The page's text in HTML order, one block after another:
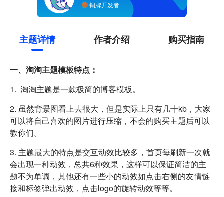
铜牌开发者
主题详情 作者介绍 购买指南
一、淘淘主题模板特点：
1. 淘淘主题是一款极简的博客模板。
2. 虽然背景图看上去很大，但是实际上只有几十kb，大家
可以将自己喜欢的图片进行压缩，不会的购买主题后可以
教你们。
3. 主题最大的特点是交互动效比较多，首页每刷新一次就
会出现一种动效，总共6种效果，这样可以保证简洁的主
题不为单调，其他还有一些小的动效如点击右侧的友情链
接和标签弹出动效，点击logo的旋转动效等等。